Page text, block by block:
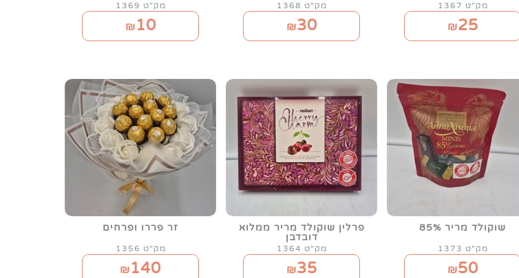
מק"ט 1367
₪25
מק"ט 1368
₪30
מק"ט 1369
₪ 10
שוקולד מריר 85%
מק"ט 1373
₪50
פרלין שוקולד מריר ממלוא
דובדבן
מק"ט 1364
₪35
זר פררו ופרחים
מק"ט 1356
₪ 140